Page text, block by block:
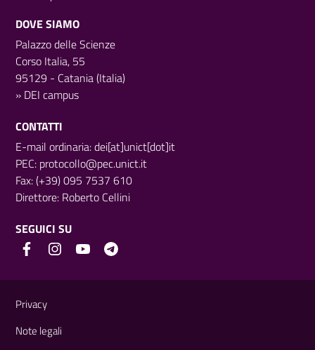
DOVE SIAMO
Palazzo delle Scienze
Corso Italia, 55
95129 - Catania (Italia)
» DEI campus
CONTATTI
E-mail ordinaria: dei[at]unict[dot]it
PEC: protocollo@pec.unict.it
Fax: (+39) 095 7537 610
Direttore: Roberto Cellini
SEGUICI SU
Privacy
Note legali